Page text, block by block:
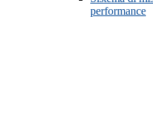
performance